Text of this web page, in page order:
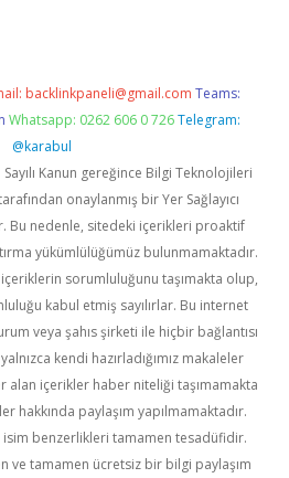
backlinkpaneli@gmail.com Teams:
Whatsapp: 0262 606 0 726 Telegram:
@karabul
Kanun gereğince Bilgi Teknolojileri
onaylanmış bir Yer Sağlayıcı
Bu nedenle, sitedeki içerikleri proaktif
yükümlülüğümüz bulunmamaktadır.
sorumluluğunu taşımakta olup,
kabul etmiş sayılırlar. Bu internet
veya şahıs şirketi ile hiçbir bağlantısı
kendi hazırladığımız makaleler
alan içerikler haber niteliği taşımamakta
hakkında paylaşım yapılmamaktadır.
isim benzerlikleri tamamen tesadüfidir.
ve tamamen ücretsiz bir bilgi paylaşım